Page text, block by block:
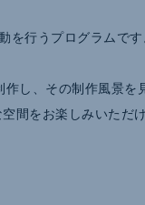
を行うプログラムです
し、その制作風景を
間をお楽しみいただけ